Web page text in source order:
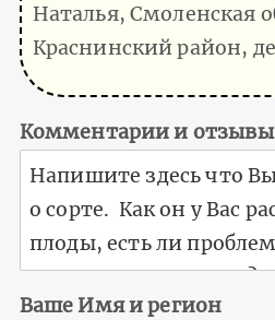
Наталья, Смоленская
Краснинский район,
Комментарии и отзывы
Ваше Имя и регион